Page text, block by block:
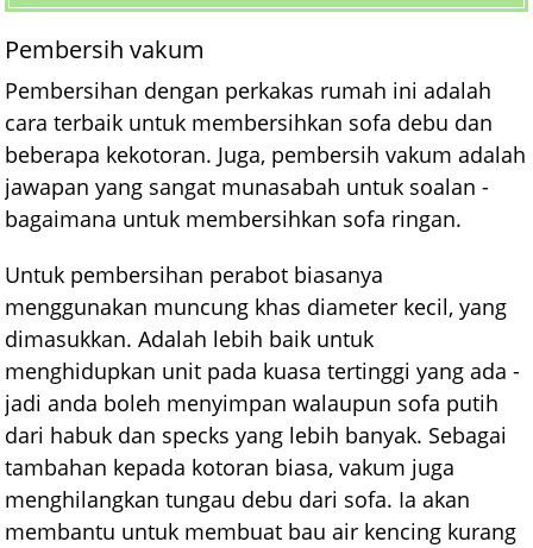
Pembersih vakum
Pembersihan dengan perkakas rumah ini adalah
cara terbaik untuk membersihkan sofa debu dan
beberapa kekotoran. Juga, pembersih vakum adalah
jawapan yang sangat munasabah untuk soalan -
bagaimana untuk membersihkan sofa ringan.
Untuk pembersihan perabot biasanya
menggunakan muncung khas diameter kecil, yang
dimasukkan. Adalah lebih baik untuk
menghidupkan unit pada kuasa tertinggi yang ada -
jadi anda boleh menyimpan walaupun sofa putih
dari habuk dan specks yang lebih banyak. Sebagai
tambahan kepada kotoran biasa, vakum juga
menghilangkan tungau debu dari sofa. Ia akan
membantu untuk membuat bau air kencing kurang